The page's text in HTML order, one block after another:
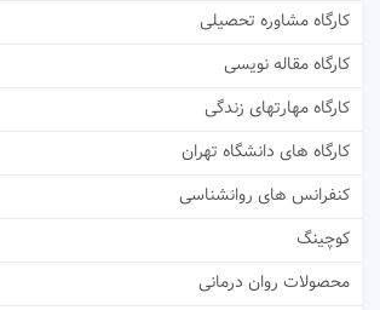
کارگاه مشاوره تحصیلی
کارگاه مقاله نویسی
کارگاه مهارتهای زندگی
کارگاه های دانشگاه تهران
کنفرانس های روانشناسی
کوچینگ
محصولات روان درمانی